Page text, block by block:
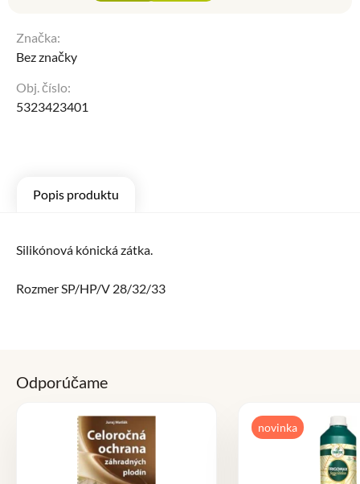
Značka:
Bez značky
Obj. číslo:
5323423401
Popis produktu
Silikónová kónická zátka.
Rozmer SP/HP/V 28/32/33
Odporúčame
novinka